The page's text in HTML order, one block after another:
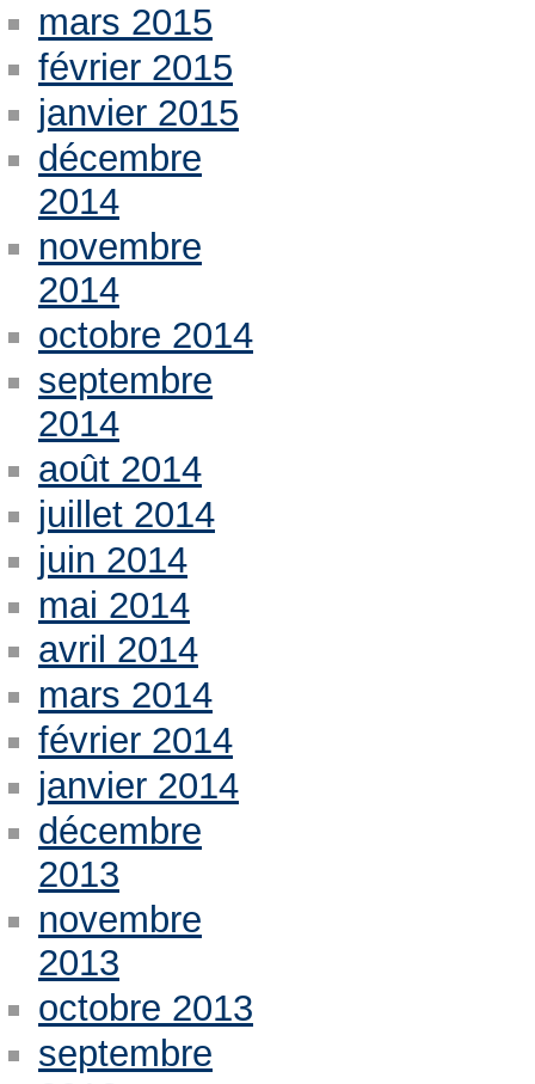
mars 2015
février 2015
janvier 2015
décembre
2014
novembre
2014
octobre 2014
septembre
2014
août 2014
juillet 2014
juin 2014
mai 2014
avril 2014
mars 2014
février 2014
janvier 2014
décembre
2013
novembre
2013
octobre 2013
septembre